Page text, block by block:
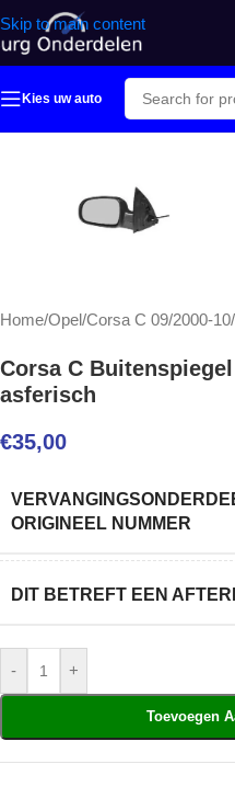
Skip to main content
Kies uw auto
Home/Opel/Corsa C 09/2000-
Corsa C
asferisch
€35,00
ORIGINEEL NUMMER
DIT BETREFT EEN
- +
Toevoegen